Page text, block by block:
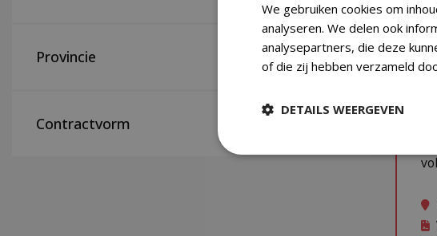
Provincie
Contractvorm
We gebruiken cookies om
analyseren. We delen ook
analysepartners, die deze
of die zij hebben verzameld
DETAILS WEERGEVEN